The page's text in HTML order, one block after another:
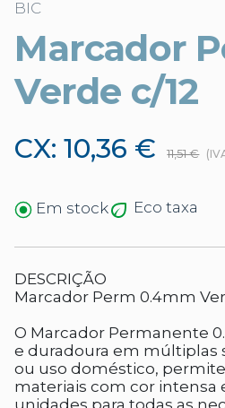
BIC
Marcador
Verde c/12
CX: 10,36 € 11,51 €
Em stock Eco taxa
DESCRIÇÃO
Marcador Perm 0.4mm
O Marcador Permanente
e duradoura em múltiplas
ou uso doméstico,
materiais com cor intensa
unidades para todas as